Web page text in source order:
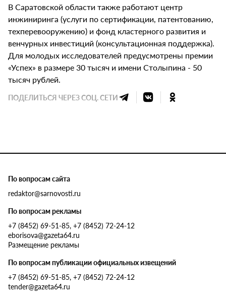
В Саратовской области также работают центр
инжиниринга (услуги по сертификации, патентованию,
техперевооружению) и фонд кластерного развития и
венчурных инвестиций (консультационная поддержка).
Для молодых исследователей предусмотрены премии
«Успех» в размере 30 тысяч и имени Столыпина - 50
тысяч рублей.
ПОДЕЛИТЬСЯ ЧЕРЕЗ СОЦ. СЕТИ
По вопросам сайта
redaktor@sarnovosti.ru
По вопросам рекламы
+7 (8452) 69-51-85, +7 (8452) 72-24-12
eborisova@gazeta64.ru
Размещение рекламы
По вопросам публикации официальных извещений
+7 (8452) 69-51-85, +7 (8452) 72-24-12
tender@gazeta64.ru